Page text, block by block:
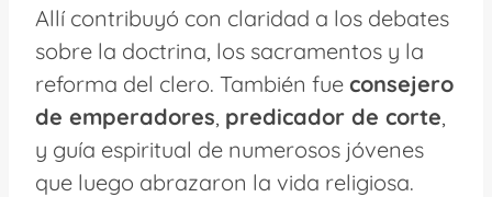
Allí contribuyó con claridad a los debates
sobre la doctrina, los sacramentos y la
reforma del clero. También fue consejero
de emperadores, predicador de corte,
y guía espiritual de numerosos jóvenes
que luego abrazaron la vida religiosa.